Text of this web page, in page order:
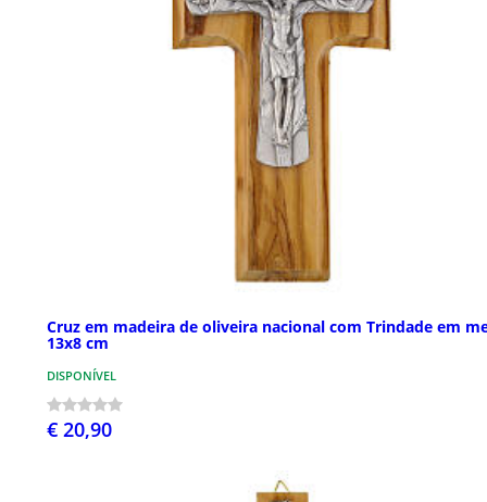
Cruz em madeira de oliveira nacional com Trindade em
13x8 cm
DISPONÍVEL
€ 20,90